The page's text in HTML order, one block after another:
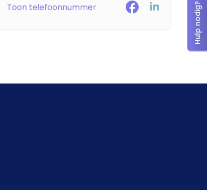
Toon telefoonnummer
Hulp nodig?